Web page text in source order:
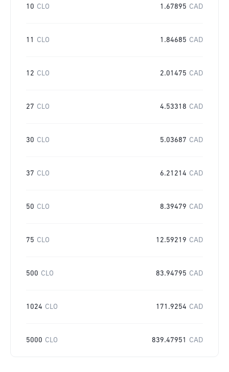
10 CLO 1.67895 CAD
11 CLO 1.84685 CAD
12 CLO 2.01475 CAD
27 CLO 4.53318 CAD
30 CLO 5.03687 CAD
37 CLO 6.21214 CAD
50 CLO 8.39479 CAD
75 CLO 12.59219 CAD
500 CLO 83.94795 CAD
1024 CLO 171.9254 CAD
5000 CLO 839.47951 CAD